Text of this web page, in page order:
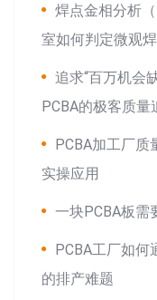
焊点金相分析
室如何判定微观
追求“百万机会
PCBA的极客质量
PCBA加工厂质
实操应用
一块PCBA板需
PCBA工厂如何
的排产难题